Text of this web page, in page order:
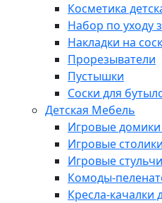
Косметика
Набор по уходу
Накладки на
Прорезыватели
Пустышки
Соски для
Детская Мебель
Игровые домики
Игровые столики
Игровые
Комоды-
Кресла-качалки